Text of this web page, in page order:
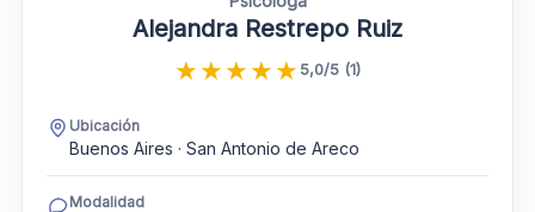
Alejandra Restrepo Ruiz
★★★★★ 5,0/5 (1)
Ubicación
Buenos Aires · San Antonio de Areco
Modalidad